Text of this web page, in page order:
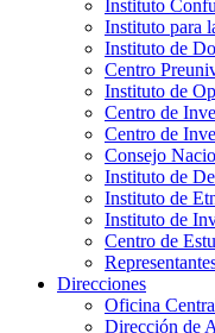
Instituto
Instituto para
Instituto de
Centro
Instituto de
Centro de
Centro de
Consejo
Instituto de
Instituto de
Instituto de
Centro de
Direcciones
Oficina
Dirección de